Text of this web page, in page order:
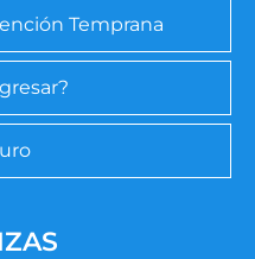
Temprana